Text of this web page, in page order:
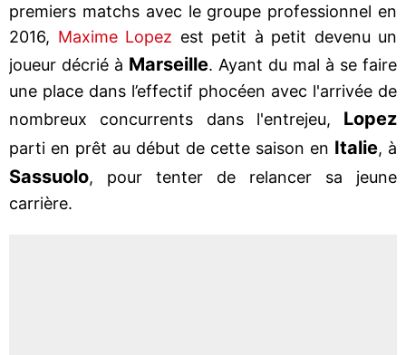
premiers matchs avec le groupe professionnel en
2016, Maxime Lopez est petit à petit devenu un
joueur décrié à Marseille. Ayant du mal à se faire
une place dans l’effectif phocéen avec l'arrivée de
nombreux concurrents dans l'entrejeu, Lopez
parti en prêt au début de cette saison en Italie, à
Sassuolo, pour tenter de relancer sa jeune
carrière.